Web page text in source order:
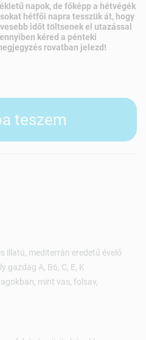
napok, de főképp a hétvégék
hétfői napra tesszük át, hogy
időt töltsenek el utazással
kéred a pénteki
rovatban jelezd!
teszem
illatú, mediterrán eredetű évelő
gazdag A, B6, C, E, K
mint vas, folsav,